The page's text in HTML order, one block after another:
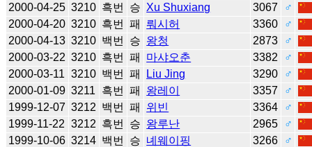
2000-04-25 3210 흑번 승 Xu Shuxiang 3067
♂
2000-04-20 3210 흑번 패 뤄시허 3360
♂
2000-04-13 3210 백번 승 왕청 2873
♂
2000-03-22 3210 흑번 패 마샤오춘 3382
♂
2000-03-11 3210 백번 패 Liu Jing 3290
♂
2000-01-09 3211 흑번 패 왕레이 3357
♂
1999-12-07 3212 백번 패 위빈 3364
♂
1999-11-22 3212 흑번 승 왕루난 2965
♂
1999-10-06 3214 백번 승 녜웨이핑 3266
♂